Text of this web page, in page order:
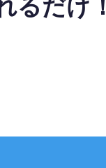
るだけ！